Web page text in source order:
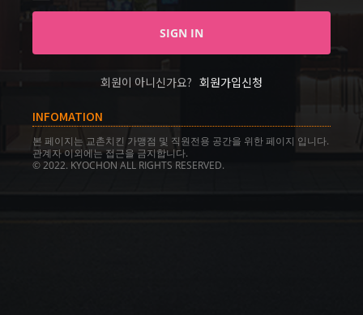
회원이 아니신가요? 회원가입신청
INFOMATION
본 페이지는 교촌치킨 가맹점 및 직원전용 공간을 위한 페이지 입니다.
관계자 이외에는 접근을 금지합니다.
© 2022. KYOCHON ALL RIGHTS RESERVED.